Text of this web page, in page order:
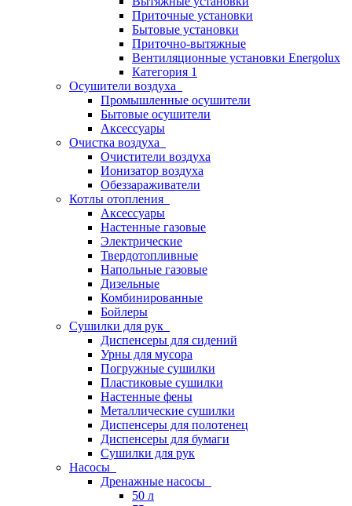
Приточные установки
Бытовые установки
Приточно-вытяжные
Вентиляционные установки Energolux
Категория 1
Осушители воздуха
Промышленные осушители
Бытовые осушители
Аксессуары
Очистка воздуха
Очистители воздуха
Ионизатор воздуха
Обеззараживатели
Котлы отопления
Аксессуары
Настенные газовые
Электрические
Твердотопливные
Напольные газовые
Дизельные
Комбинированные
Бойлеры
Сушилки для рук
Диспенсеры для сидений
Урны для мусора
Погружные сушилки
Пластиковые сушилки
Настенные фены
Металлические сушилки
Диспенсеры для полотенец
Диспенсеры для бумаги
Сушилки для рук
Насосы
Дренажные насосы
50 л